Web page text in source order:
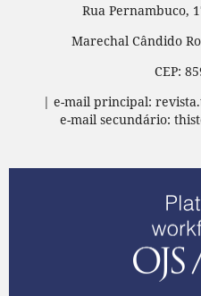
Rua Pernambuco,
Marechal Cândido
CEP:
| e-mail principal:
e-mail secundário: